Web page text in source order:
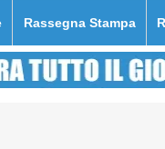
Rassegna Stampa